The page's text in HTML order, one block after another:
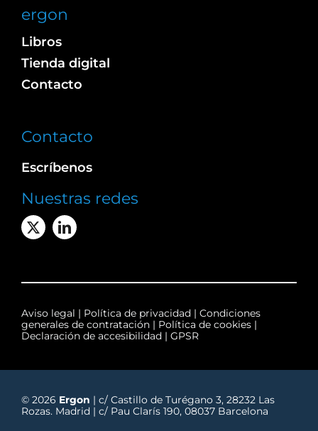
ergon
Libros
Tienda digital
Contacto
Contacto
Escríbenos
Nuestras redes
Aviso legal | Política de privacidad | Condiciones
generales de contratación| Política de cookies|
Declaración de accesibilidad| GPSR
© 2026 Ergon | c/ Castillo de Turégano 3, 28232 Las
Rozas. Madrid | c/ Pau Clarís 190, 08037 Barcelona